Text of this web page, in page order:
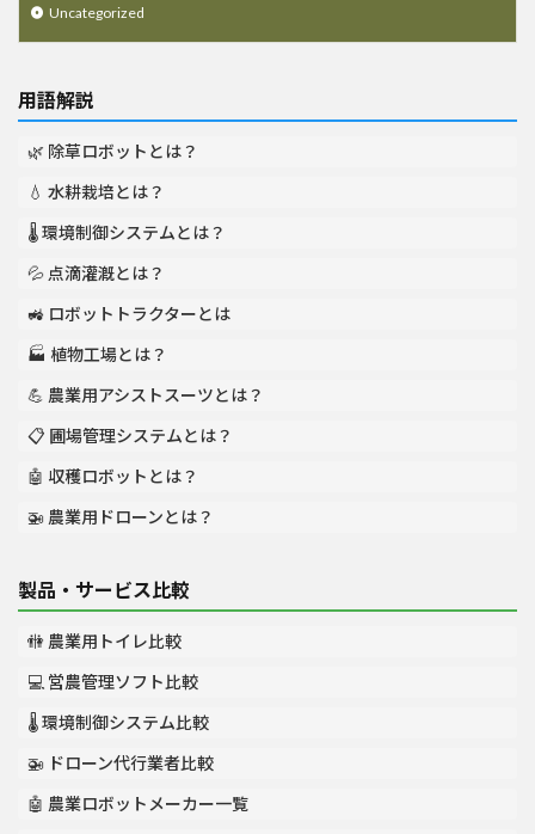
Uncategorized
用語解説
🌿 除草ロボットとは？
💧 水耕栽培とは？
🌡️ 環境制御システムとは？
💦 点滴灌漑とは？
🚜 ロボットトラクターとは
🏭 植物工場とは？
💪 農業用アシストスーツとは？
📋 圃場管理システムとは？
🤖 収穫ロボットとは？
🚁 農業用ドローンとは？
製品・サービス比較
🚻 農業用トイレ比較
💻 営農管理ソフト比較
🌡️ 環境制御システム比較
🚁 ドローン代行業者比較
🤖 農業ロボットメーカー一覧